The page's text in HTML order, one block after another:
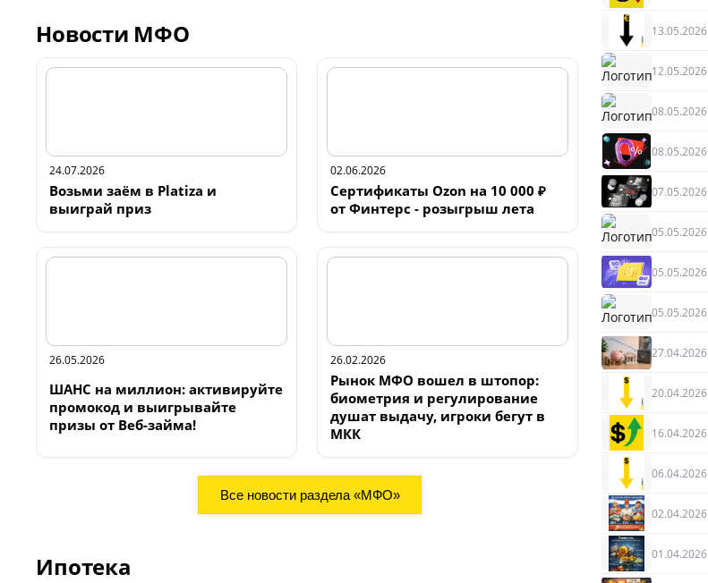
Новости МФО
24.07.2026
Возьми заём в Platiza и
выиграй приз
02.06.2026
Сертификаты Ozon на 10 000 ₽
от Финтерс - розыгрыш лета
26.05.2026
ШАНС на миллион: активируйте
промокод и выигрывайте
призы от Веб-займа!
26.02.2026
Рынок МФО вошел в штопор:
биометрия и регулирование
душат выдачу, игроки бегут в
МКК
Все новости раздела «МФО»
Ипотека
13.05.2026
12.05.2026
08.05.2026
08.05.2026
07.05.2026
05.05.2026
05.05.2026
05.05.2026
27.04.2026
20.04.2026
16.04.2026
06.04.2026
02.04.2026
01.04.2026